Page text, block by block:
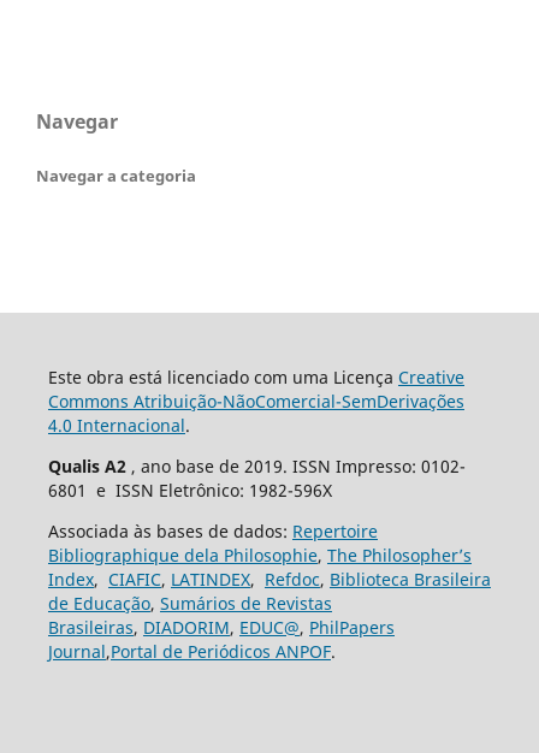
Navegar
Navegar a categoria
Este obra está licenciado com uma Licença Creative
Commons Atribuição-NãoComercial-SemDerivações
4.0 Internacional.
Qualis A2 , ano base de 2019. ISSN Impresso: 0102-
6801 e ISSN Eletrônico: 1982-596X
Associada às bases de dados: Repertoire
Bibliographique dela Philosophie, The Philosopher’s
Index, CIAFIC, LATINDEX, Refdoc, Biblioteca Brasileira
de Educação, Sumários de Revistas
Brasileiras, DIADORIM, EDUC@, PhilPapers
Journal,Portal de Periódicos ANPOF.